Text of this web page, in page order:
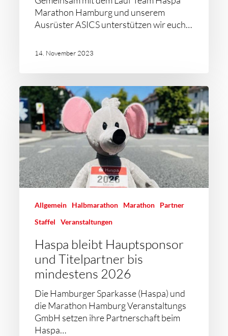
Marathon Hamburg und unserem
Ausrüster ASICS unterstützen wir euch…
14. November 2023
Allgemein Halbmarathon Marathon
Partner
Staffel
Veranstaltungen
Haspa bleibt Hauptsponsor
und Titelpartner bis
mindestens 2026
Die Hamburger Sparkasse (Haspa) und
die Marathon Hamburg Veranstaltungs
GmbH setzen ihre Partnerschaft beim
Haspa…